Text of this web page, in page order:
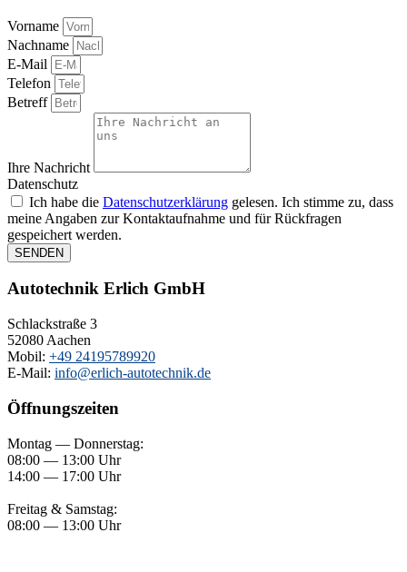
Vorname
Nachname
E-Mail
Telefon
Betreff
Ihre Nachricht
Datenschutz
Ich habe die Datenschutzerklärung gelesen. Ich stimme zu, dass
meine Angaben zur Kontaktaufnahme und für Rückfragen
gespeichert werden.
SENDEN
Autotechnik Erlich GmbH
Schlackstraße 3
52080 Aachen
Mobil: +49 24195789920
E-Mail: info@erlich-autotechnik.de
Öffnungszeiten
Montag — Donnerstag:
08:00 — 13:00 Uhr
14:00 — 17:00 Uhr
Freitag & Samstag:
08:00 — 13:00 Uhr